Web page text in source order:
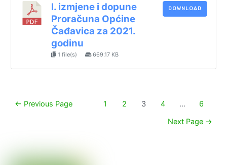
I. izmjene i dopune
Proračuna Općine
Čađavica za 2021.
godinu
1 file(s) 669.17 KB
DOWNLOAD
Paginacija
← Previous Page 1 2 3 4 …
6
Next Page →